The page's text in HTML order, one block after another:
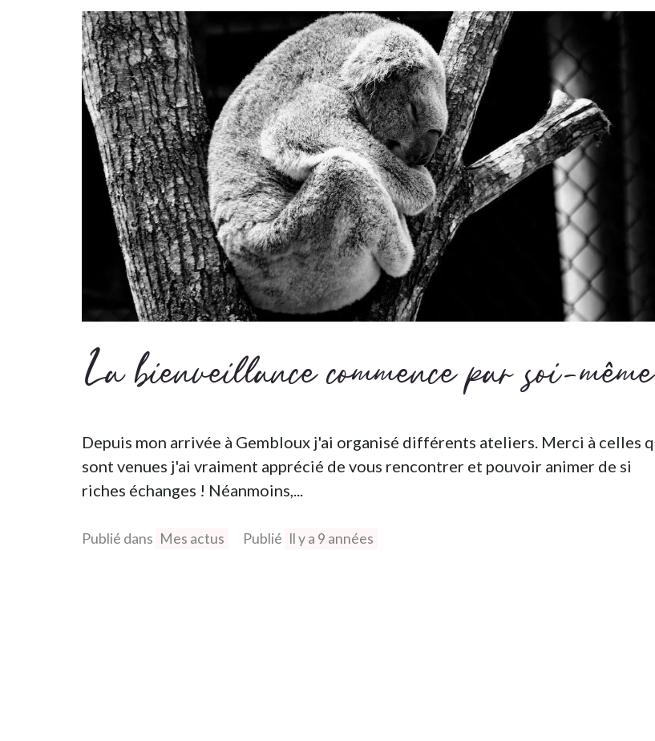
La bienveillance commence par soi-même
Depuis mon arrivée à Gembloux j'ai organisé différents ateliers. Merci à celles
sont venues j'ai vraiment apprécié de vous rencontrer et pouvoir animer de si
riches échanges ! Néanmoins,...
Publié dans Mes actus Publié Il y a 9 années